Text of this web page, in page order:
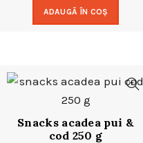
ADAUGĂ ÎN COȘ
Snacks acadea pui &
cod 250 g